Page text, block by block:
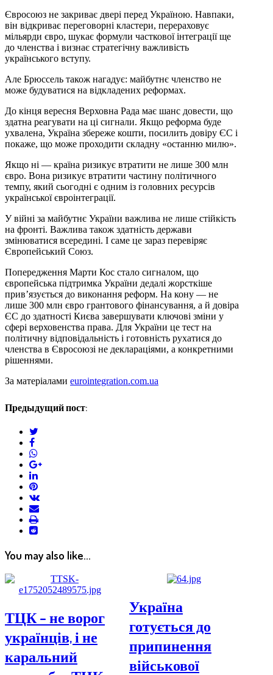
Євросоюз не закриває двері перед Україною. Навпаки,
він відкриває переговорні кластери, перераховує
мільярди євро, шукає формули часткової інтеграції ще
до членства і визнає стратегічну важливість
українського вступу.
Але Брюссель також нагадує: майбутнє членство не
може будуватися на відкладених реформах.
До кінця вересня Верховна Рада має шанс довести, що
здатна реагувати на ці сигнали. Якщо реформа буде
ухвалена, Україна збереже кошти, посилить довіру ЄС і
покаже, що може проходити складну «останню милю».
Якщо ні — країна ризикує втратити не лише 300 млн
євро. Вона ризикує втратити частину політичного
темпу, який сьогодні є одним із головних ресурсів
української євроінтеграції.
У війні за майбутнє України важлива не лише стійкість
на фронті. Важлива також здатність держави
змінюватися всередині. І саме це зараз перевіряє
Європейський Союз.
Попередження Марти Кос стало сигналом, що
європейська підтримка України дедалі жорсткіше
прив’язується до виконання реформ. На кону — не
лише 300 млн євро грантового фінансування, а й довіра
ЄС до здатності Києва завершувати ключові зміни у
сфері верховенства права. Для України це тест на
політичну відповідальність і готовність рухатися до
членства в Євросоюзі не деклараціями, а конкретними
рішеннями.
За матеріалами eurointegration.com.ua
Предыдущий пост:
facebook
google+
linkedin
pinterest
vkontakte
email
print
reddit
reddit
You may also like...
ТЦК – не ворог
українців, і не
каральний
Україна
готується до
припинення
військової